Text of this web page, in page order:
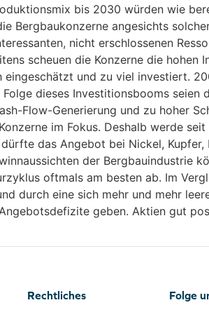
bis 2030 würden wie
Bergbaukonzerne angesichts
nicht erschlossenen
scheuen die Konzerne die hohen
und zu viel investiert.
dieses Investitionsbooms seien
Flow-Generierung und zu hoher
im Fokus. Deshalb werde
das Angebot bei Nickel,
der Bergbauindustrie
oftmals am besten ab. Im
durch eine sich mehr und mehr
geben. Aktien gut
Rechtliches Folge